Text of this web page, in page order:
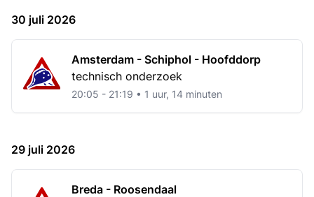
30 juli 2026
Amsterdam - Schiphol - Hoofddorp
technisch onderzoek
20:05 - 21:19 • 1 uur, 14 minuten
29 juli 2026
Breda - Roosendaal